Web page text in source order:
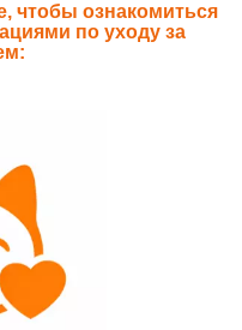
чтобы ознакомиться
по уходу за